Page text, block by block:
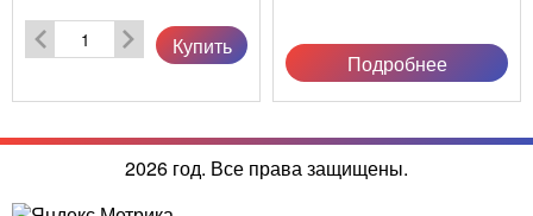
Купить
Подробнее
2026 год. Все права защищены.